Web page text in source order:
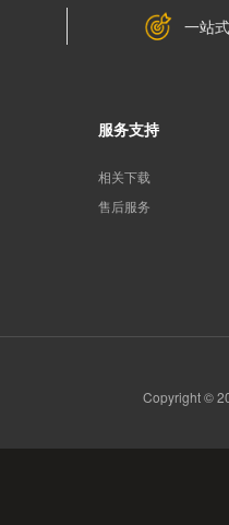
一站
服务支持
相关下载
售后服务
Copyright ©